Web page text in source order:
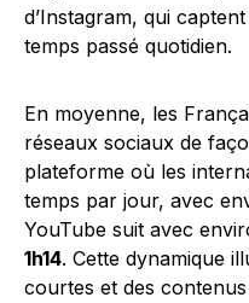
d’Instagram, qui
temps passé quotidien.
En moyenne, les
réseaux sociaux de
plateforme où les
temps par jour, avec
YouTube suit avec
1h14. Cette dynamique
courtes et des